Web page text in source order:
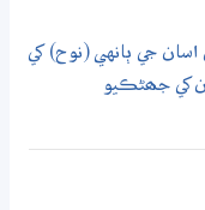
جي ٻانهي (نوح) کي
کي جھڻڪيو